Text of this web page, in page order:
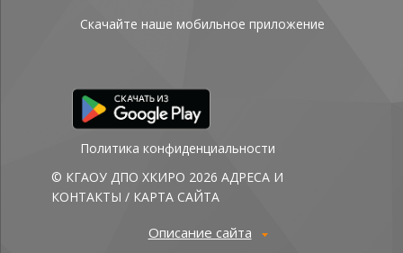
Скачайте наше мобильное приложение
Политика конфиденциальности
© КГАОУ ДПО ХКИРО 2026 АДРЕСА И
КОНТАКТЫ / КАРТА САЙТА
Описание сайта